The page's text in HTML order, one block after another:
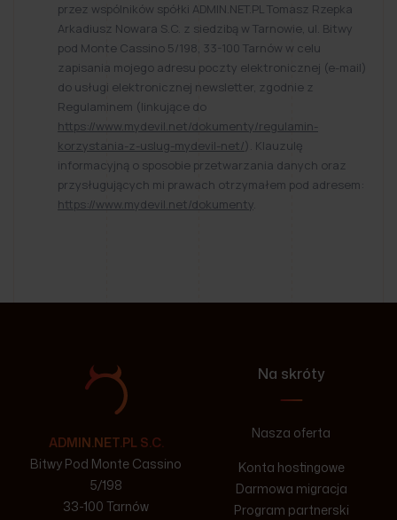
przez wspólników spółki ADMIN.NET.PL Tomasz Rzepka
Arkadiusz Nowara S.C. z siedzibą w Tarnowie, ul. Bitwy
pod Monte Cassino 5/198, 33-100 Tarnów w celu
zapisania mojego adresu poczty elektronicznej (e-mail)
do usługi elektronicznej newsletter, zgodnie z
Regulaminem (linkujące do
https://www.mydevil.net/dokumenty/regulamin-
korzystania-z-uslug-mydevil-net/). Klauzulę
informacyjną o sposobie przetwarzania danych oraz
przysługujących mi prawach otrzymałem pod adresem:
https://www.mydevil.net/dokumenty.
ADMIN.NET.PL S.C.
Bitwy Pod Monte Cassino
5/198
33-100 Tarnów
Na skróty
Nasza oferta
Konta hostingowe
Darmowa migracja
Program partnerski